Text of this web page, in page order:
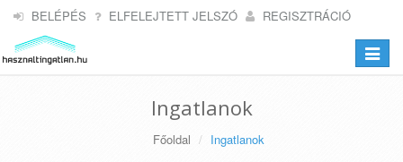
BELÉPÉS ELFELEJTETT JELSZÓ REGISZTRÁCIÓ
Toggle
Ingatlanok
Főoldal Ingatlanok